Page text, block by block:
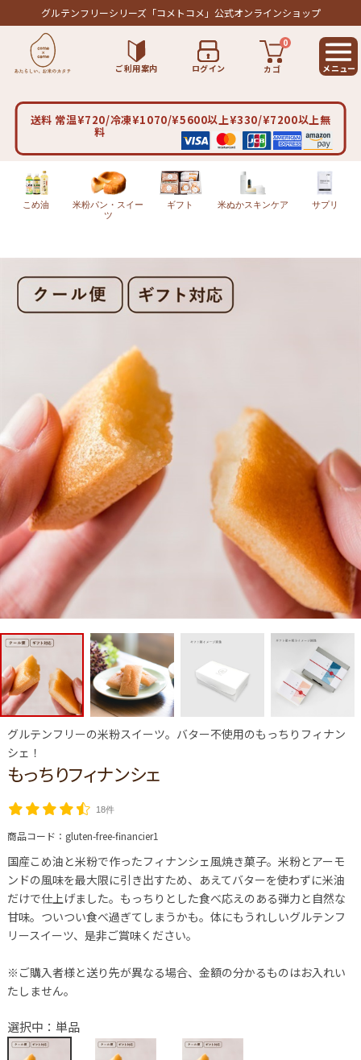
グルテンフリーシリーズ「コメトコメ」公式オンラインショップ
ご利用案内 ログイン カゴ
0
送料 常温¥720/冷凍¥1070/¥5600以上¥330/¥7200以上無
料
こめ油
米粉パン・スイー
ツ
ギフト 米ぬかスキンケア サプリ
グルテンフリーの米粉スイーツ。バター不使用のもっちりフィナン
シェ！
もっちりフィナンシェ
18件
商品コード： gluten-free-financier1
国産こめ油と米粉で作ったフィナンシェ風焼き菓子。米粉とアーモ
ンドの風味を最大限に引き出すため、あえてバターを使わずに米油
だけで仕上げました。もっちりとした食べ応えのある弾力と自然な
甘味。ついつい食べ過ぎてしまうかも。体にもうれしいグルテンフ
リースイーツ、是非ご賞味ください。
※ご購入者様と送り先が異なる場合、金額の分かるものはお入れい
たしません。
選択中：単品